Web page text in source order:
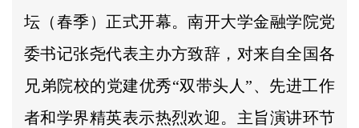
坛（春季）正式开幕。南开大学金融学院党
委书记张尧代表主办方致辞，对来自全国各
兄弟院校的党建优秀“双带头人”、先进工作
者和学界精英表示热烈欢迎。主旨演讲环节